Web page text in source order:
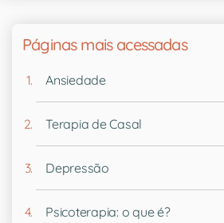
Páginas mais acessadas
Ansiedade
Terapia de Casal
Depressão
Psicoterapia: o que é?